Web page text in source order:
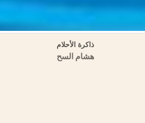
منهجية الكتابة التاريخية عند ابن عساكر وابن العديم
منشورات الجمعية التاريخية السورية